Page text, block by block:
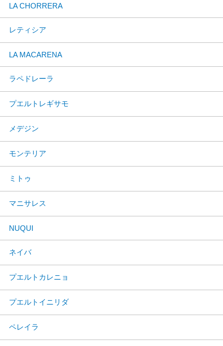
LA CHORRERA
レティシア
LA MACARENA
ラペドレーラ
プエルトレギサモ
メデジン
モンテリア
ミトゥ
マニサレス
NUQUI
ネイバ
プエルトカレニョ
プエルトイニリダ
ペレイラ